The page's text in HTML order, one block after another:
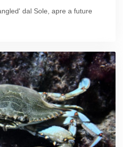
dal Sole, apre a future